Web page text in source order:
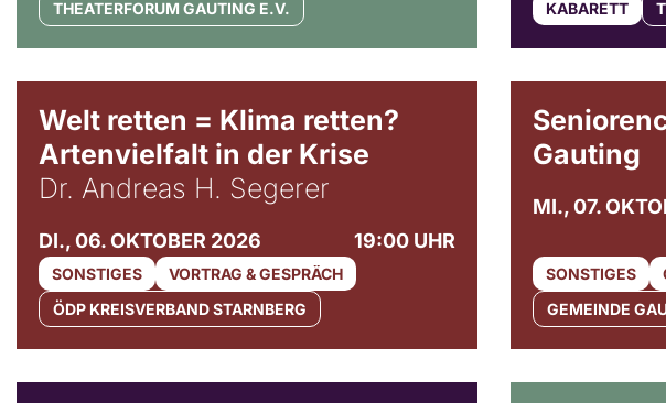
THEATERFORUM GAUTING E.V.
KABARETT
Welt retten = Klima retten?
Artenvielfalt in der Krise
Dr. Andreas H. Segerer
DI., 06. OKTOBER 2026 19:00 UHR
SONSTIGES
VORTRAG & GESPRÄCH
ÖDP KREISVERBAND STARNBERG
Gauting
MI., 07.
SONSTIGES
GEMEINDE